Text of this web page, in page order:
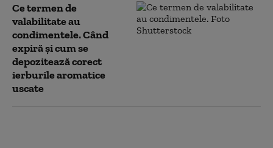
Ce termen de
valabilitate au
condimentele. Când
expiră și cum se
depozitează corect
ierburile aromatice
uscate